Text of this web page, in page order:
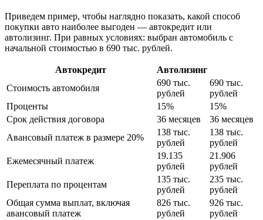
Приведем пример, чтобы наглядно показать, какой способ
покупки авто наиболее выгоден — автокредит или
автолизинг. При равных условиях: выбран автомобиль с
начальной стоимостью в 690 тыс. рублей.
Автокредит
Автолизинг
Стоимость автомобиля
690 тыс.
рублей
690 тыс.
рублей
Проценты
15%
15%
Срок действия договора
36 месяцев
36 месяцев
Авансовый платеж в размере 20%
138 тыс.
рублей
138 тыс.
рублей
Ежемесячный платеж
19.135
рублей
21.906
рублей
Переплата по процентам
135 тыс.
рублей
235 тыс.
рублей
Общая сумма выплат, включая
авансовый платеж
826 тыс.
рублей
926 тыс.
рублей